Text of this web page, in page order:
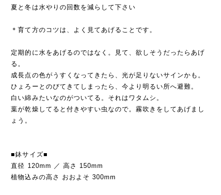
夏と冬は水やりの回数を減らして下さい
＊育て方のコツは、よく見てあげることです。
定期的に水をあげるのではなく。見て、欲しそうだったらあげ
る。
成長点の色がうすくなってきたら、光が足りないサインかも。
ひょろーとのびてきてしまったら、今より明るい所へ避難。
白い綿みたいなのがついてる。それはワタムシ。
葉が乾燥してると付きやすい虫なので。霧吹きをしてあげまし
ょう。
■鉢サイズ■
直径 120mm ／ 高さ 150mm
植物込みの高さ おおよそ 300mm